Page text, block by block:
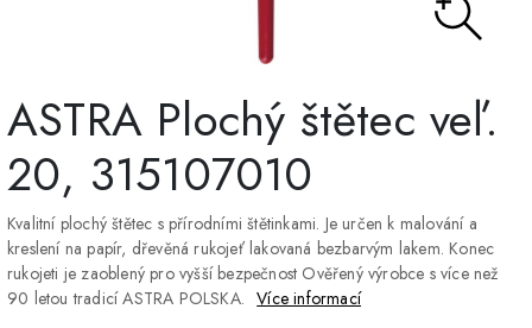
ASTRA Plochý štětec veľ.
20, 315107010
Kvalitní plochý štětec s přírodními štětinkami. Je určen k malování a
kreslení na papír, dřevěná rukojeť lakovaná bezbarvým lakem. Konec
rukojeti je zaoblený pro vyšší bezpečnost Ověřený výrobce s více než
90 letou tradicí ASTRA POLSKA. Více informací